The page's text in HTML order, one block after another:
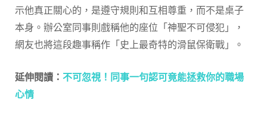
示他真正關心的，是遵守規則和互相尊重，而不是桌子
本身。辦公室同事則戲稱他的座位「神聖不可侵犯」，
網友也將這段趣事稱作「史上最奇特的滑鼠保衛戰」。
延伸閱讀： 不可忽視！同事一句認可竟能拯救你的職場
心情